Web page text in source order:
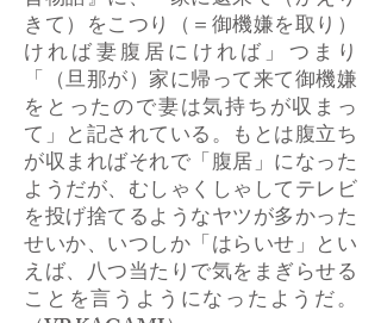
きて）をこつり（＝御機嫌を取り）
ければ妻腹居にければ」つまり
「（旦那が）家に帰って来て御機嫌
をとったので妻は気持ちが収まっ
て」と記されている。もとは腹立ち
が収まればそれで「腹居」になった
ようだが、むしゃくしゃしてテレビ
を投げ捨てるようなヤツが多かった
せいか、いつしか「はらいせ」とい
えば、八つ当たりで気をまぎらせる
ことを言うようになったようだ。